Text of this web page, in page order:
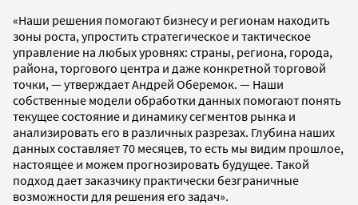
«Наши решения помогают бизнесу и регионам находить
зоны роста, упростить стратегическое и тактическое
управление на любых уровнях: страны, региона, города,
района, торгового центра и даже конкретной торговой
точки, — утверждает Андрей Оберемок. — Наши
собственные модели обработки данных помогают понять
текущее состояние и динамику сегментов рынка и
анализировать его в различных разрезах. Глубина наших
данных составляет 70 месяцев, то есть мы видим прошлое,
настоящее и можем прогнозировать будущее. Такой
подход дает заказчику практически безграничные
возможности для решения его задач».